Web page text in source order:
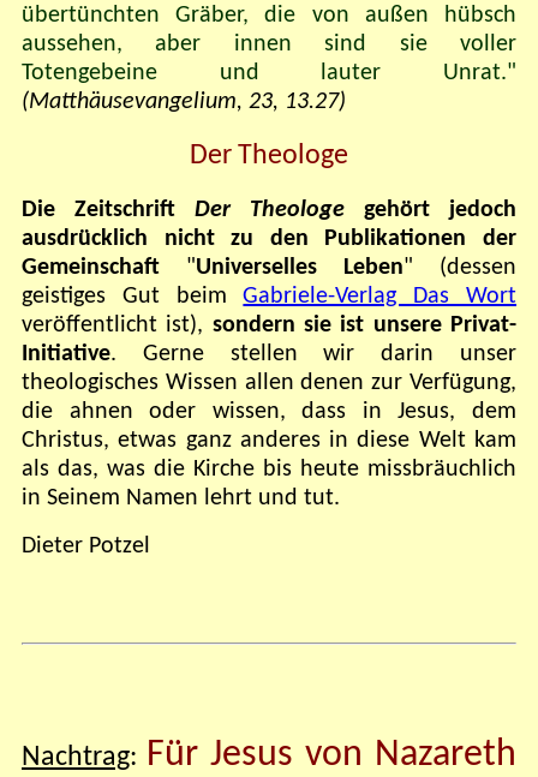
übertünchten Gräber, die von außen hübsch
aussehen, aber innen sind sie voller
Totengebeine und lauter Unrat."
(Matthäusevangelium, 23, 13.27)
Der Theologe
Die Zeitschrift Der Theologe gehört jedoch
ausdrücklich nicht zu den Publikationen der
Gemeinschaft "Universelles Leben"
(dessen
geistiges Gut beimGabriele-Verlag Das Wort
veröffentlicht ist), sondern sie ist unsere Privat-
Initiative. Gerne stellen wir darin unser
theologisches Wissen allen denen zur Verfügung,
die ahnen oder wissen, dass in Jesus, dem
Christus, etwas ganz anderes in diese Welt kam
als das, was die Kirche bis heute missbräuchlich
in Seinem Namen lehrt und tut.
Dieter Potzel
Nachtrag: Für Jesus von Nazareth